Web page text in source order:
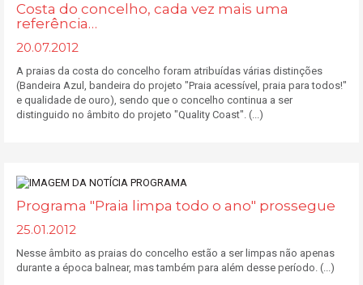
Costa do concelho, cada vez mais uma
referência…
20.07.2012
A praias da costa do concelho foram atribuídas várias distinções
(Bandeira Azul, bandeira do projeto "Praia acessível, praia para todos!"
e qualidade de ouro), sendo que o concelho continua a ser
distinguido no âmbito do projeto "Quality Coast". (...)
Programa "Praia limpa todo o ano" prossegue
25.01.2012
Nesse âmbito as praias do concelho estão a ser limpas não apenas
durante a época balnear, mas também para além desse período. (...)